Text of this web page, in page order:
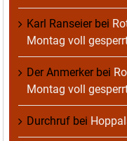
Karl Ranseierbei
Montag voll
Der Anmerkerbei
Montag voll
Durchruf bei